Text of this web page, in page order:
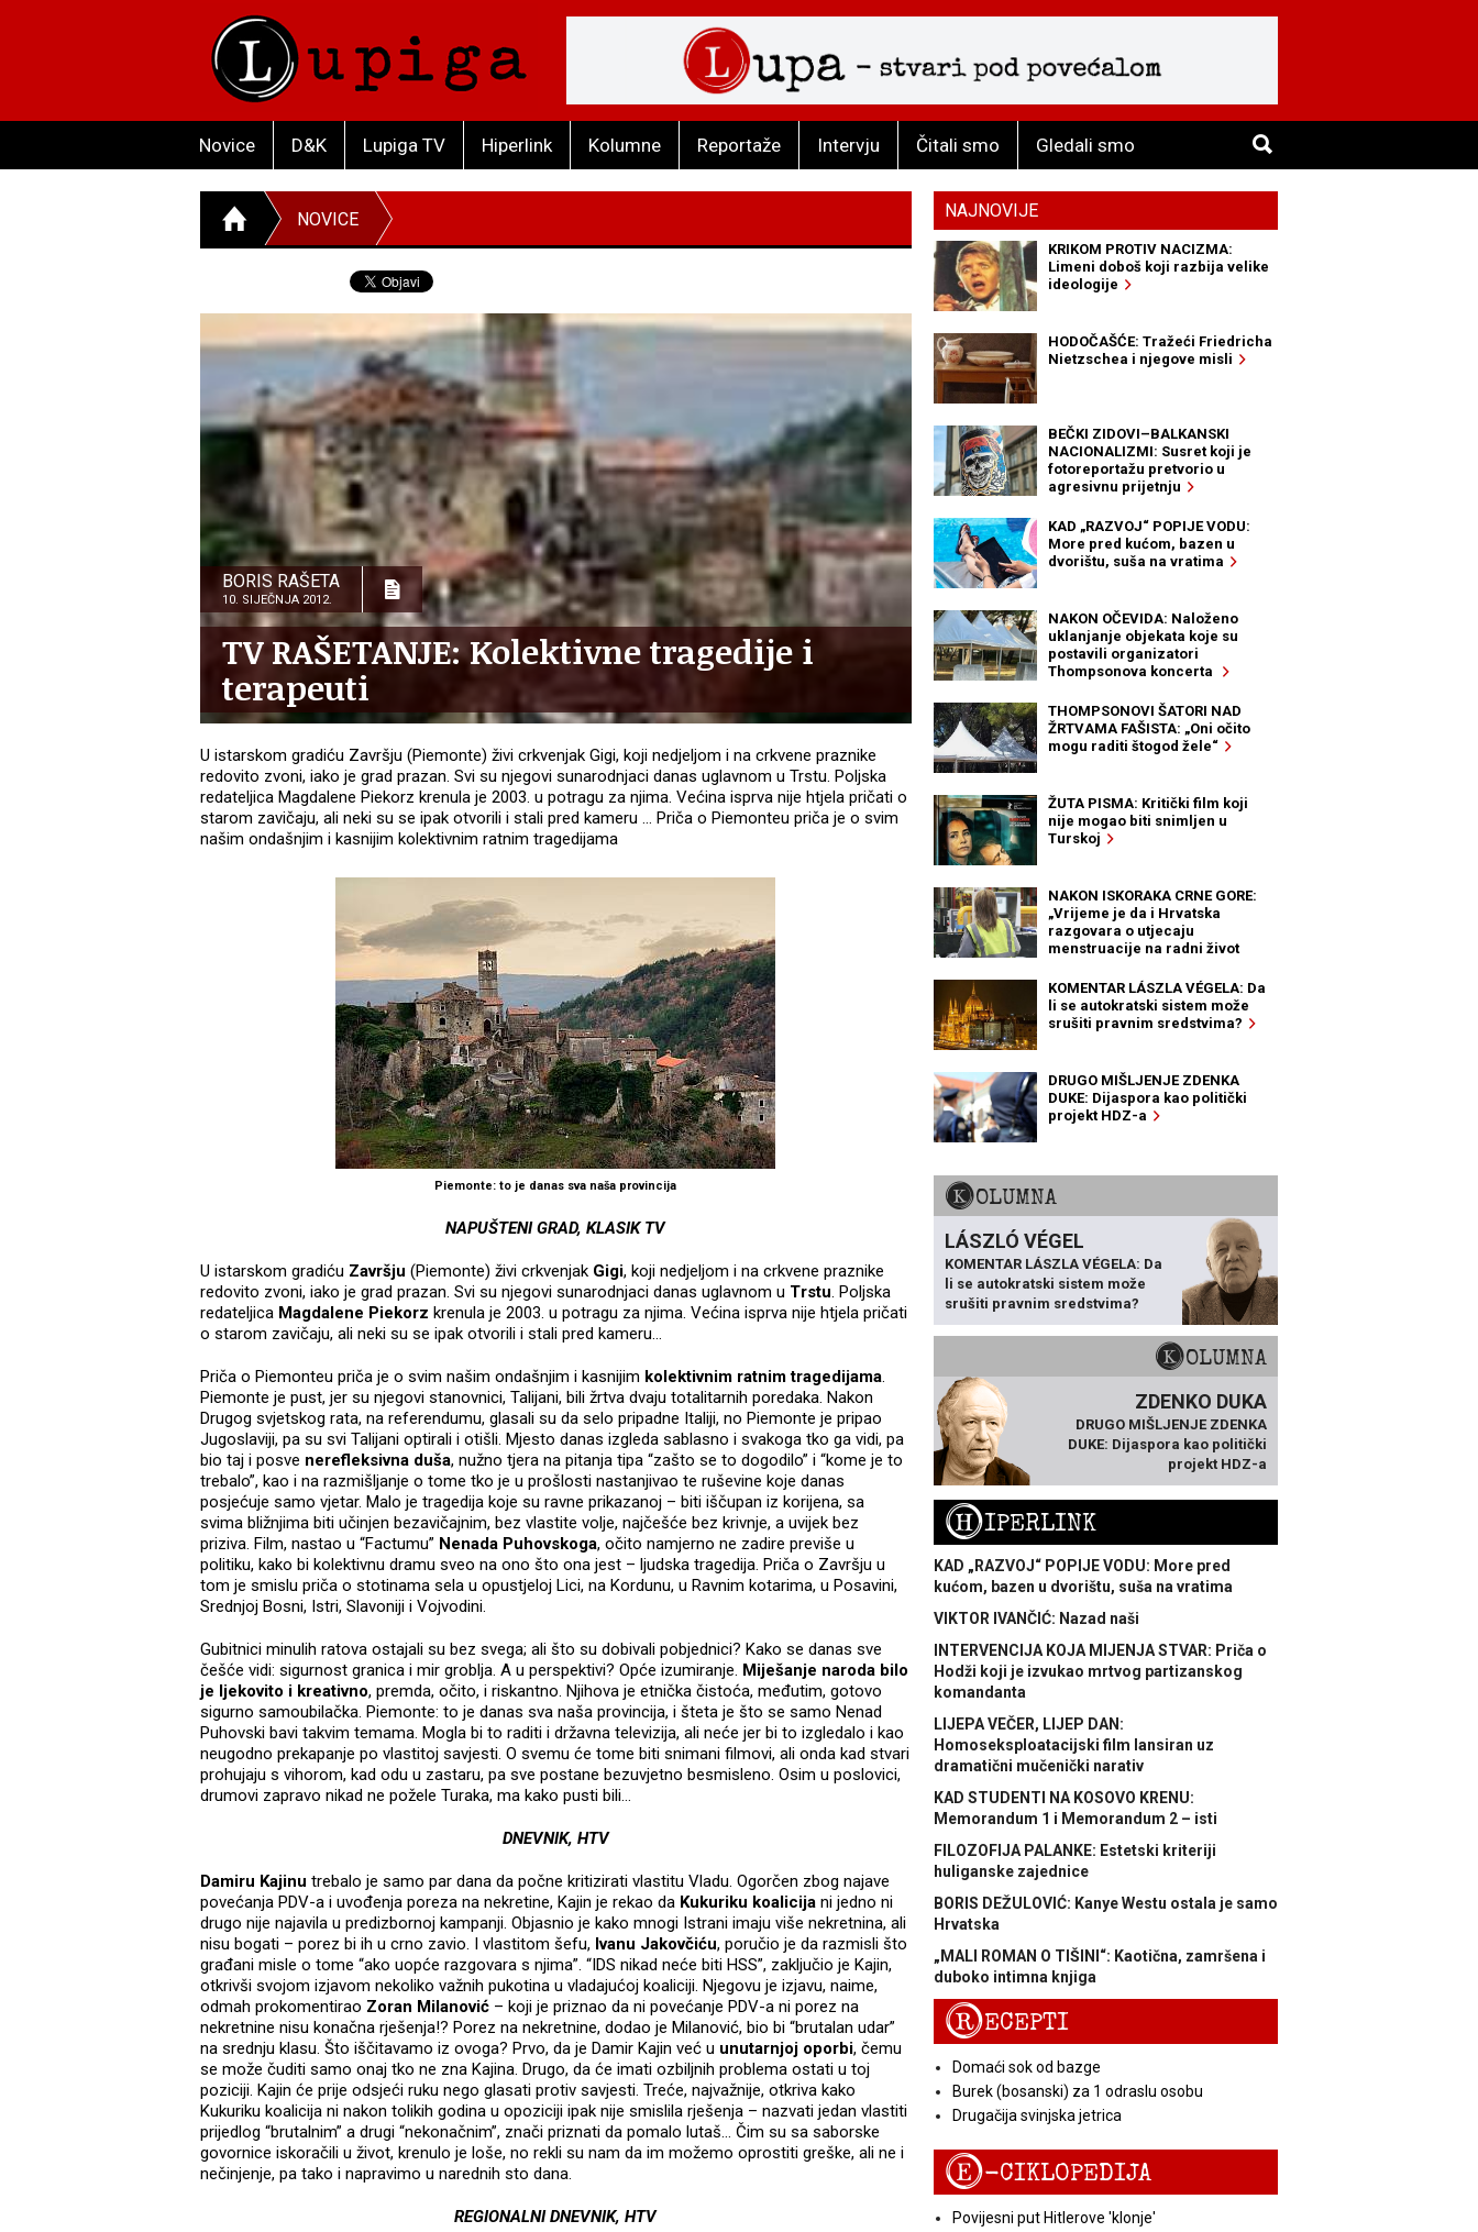
Novice D&K Lupiga TV Hiperlink Kolumne Reportaže Intervju Čitali smo Gledali smo
NOVICE
BORIS RAŠETA
10. SIJEČNJA 2012.
TV RAŠETANJE: Kolektivne tragedije i
terapeuti
U istarskom gradiću Završju (Piemonte) živi crkvenjak Gigi, koji nedjeljom i na crkvene praznike
redovito zvoni, iako je grad prazan. Svi su njegovi sunarodnjaci danas uglavnom u Trstu. Poljska
redateljica Magdalene Piekorz krenula je 2003. u potragu za njima. Većina isprva nije htjela pričati o
starom zavičaju, ali neki su se ipak otvorili i stali pred kameru … Priča o Piemonteu priča je o svim
našim ondašnjim i kasnijim kolektivnim ratnim tragedijama
Piemonte: to je danas sva naša provincija
NAPUŠTENI GRAD, KLASIK TV
U istarskom gradiću Završju (Piemonte) živi crkvenjak Gigi, koji nedjeljom i na crkvene praznike
redovito zvoni, iako je grad prazan. Svi su njegovi sunarodnjaci danas uglavnom u Trstu. Poljska
redateljica Magdalene Piekorz krenula je 2003. u potragu za njima. Većina isprva nije htjela pričati
o starom zavičaju, ali neki su se ipak otvorili i stali pred kameru…
Priča o Piemonteu priča je o svim našim ondašnjim i kasnijim kolektivnim ratnim tragedijama.
Piemonte je pust, jer su njegovi stanovnici, Talijani, bili žrtva dvaju totalitarnih poredaka. Nakon
Drugog svjetskog rata, na referendumu, glasali su da selo pripadne Italiji, no Piemonte je pripao
Jugoslaviji, pa su svi Talijani optirali i otišli. Mjesto danas izgleda sablasno i svakoga tko ga vidi, pa
bio taj i posve nerefleksivna duša, nužno tjera na pitanja tipa “zašto se to dogodilo” i “kome je to
trebalo”, kao i na razmišljanje o tome tko je u prošlosti nastanjivao te ruševine koje danas
posjećuje samo vjetar. Malo je tragedija koje su ravne prikazanoj – biti iščupan iz korijena, sa
svima bližnjima biti učinjen bezavičajnim, bez vlastite volje, najčešće bez krivnje, a uvijek bez
priziva. Film, nastao u “Factumu” Nenada Puhovskoga, očito namjerno ne zadire previše u
politiku, kako bi kolektivnu dramu sveo na ono što ona jest – ljudska tragedija. Priča o Završju u
tom je smislu priča o stotinama sela u opustjeloj Lici, na Kordunu, u Ravnim kotarima, u Posavini,
Srednjoj Bosni, Istri, Slavoniji i Vojvodini.
Gubitnici minulih ratova ostajali su bez svega; ali što su dobivali pobjednici? Kako se danas sve
češće vidi: sigurnost granica i mir groblja. A u perspektivi? Opće izumiranje. Miješanje naroda bilo
je ljekovito i kreativno, premda, očito, i riskantno. Njihova je etnička čistoća, međutim, gotovo
sigurno samoubilačka. Piemonte: to je danas sva naša provincija, i šteta je što se samo Nenad
Puhovski bavi takvim temama. Mogla bi to raditi i državna televizija, ali neće jer bi to izgledalo i kao
neugodno prekapanje po vlastitoj savjesti. O svemu će tome biti snimani filmovi, ali onda kad stvari
prohujaju s vihorom, kad odu u zastaru, pa sve postane bezuvjetno besmisleno. Osim u poslovici,
drumovi zapravo nikad ne požele Turaka, ma kako pusti bili…
DNEVNIK, HTV
Damiru Kajinu trebalo je samo par dana da počne kritizirati vlastitu Vladu. Ogorčen zbog najave
povećanja PDV-a i uvođenja poreza na nekretine, Kajin je rekao da Kukuriku koalicija ni jedno ni
drugo nije najavila u predizbornoj kampanji. Objasnio je kako mnogi Istrani imaju više nekretnina, ali
nisu bogati – porez bi ih u crno zavio. I vlastitom šefu, Ivanu Jakovčiću, poručio je da razmisli što
građani misle o tome “ako uopće razgovara s njima”. “IDS nikad neće biti HSS”, zaključio je Kajin,
otkrivši svojom izjavom nekoliko važnih pukotina u vladajućoj koaliciji. Njegovu je izjavu, naime,
odmah prokomentirao Zoran Milanović – koji je priznao da ni povećanje PDV-a ni porez na
nekretnine nisu konačna rješenja!? Porez na nekretnine, dodao je Milanović, bio bi “brutalan udar”
na srednju klasu. Što iščitavamo iz ovoga? Prvo, da je Damir Kajin već u unutarnjoj oporbi, čemu
se može čuditi samo onaj tko ne zna Kajina. Drugo, da će imati ozbiljnih problema ostati u toj
poziciji. Kajin će prije odsjeći ruku nego glasati protiv savjesti. Treće, najvažnije, otkriva kako
Kukuriku koalicija ni nakon tolikih godina u opoziciji ipak nije smislila rješenja – nazvati jedan vlastiti
prijedlog “brutalnim” a drugi “nekonačnim”, znači priznati da pomalo lutaš… Čim su sa saborske
govornice iskoračili u život, krenulo je loše, no rekli su nam da im možemo oprostiti greške, ali ne i
nečinjenje, pa tako i napravimo u narednih sto dana.
REGIONALNI DNEVNIK, HTV
NAJNOVIJE
KRIKOM PROTIV NACIZMA:
Limeni doboš koji razbija velike
ideologije
HODOČAŠĆE: Tražeći Friedricha
Nietzschea i njegove misli
BEČKI ZIDOVI–BALKANSKI
NACIONALIZMI: Susret koji je
fotoreportažu pretvorio u
agresivnu prijetnju
KAD „RAZVOJ“ POPIJE VODU:
More pred kućom, bazen u
dvorištu, suša na vratima
NAKON OČEVIDA: Naloženo
uklanjanje objekata koje su
postavili organizatori
Thompsonova koncerta
THOMPSONOVI ŠATORI NAD
ŽRTVAMA FAŠISTA: „Oni očito
mogu raditi štogod žele“
ŽUTA PISMA: Kritički film koji
nije mogao biti snimljen u
Turskoj
NAKON ISKORAKA CRNE GORE:
„Vrijeme je da i Hrvatska
razgovara o utjecaju
menstruacije na radni život
KOMENTAR LÁSZLA VÉGELA: Da
li se autokratski sistem može
srušiti pravnim sredstvima?
DRUGO MIŠLJENJE ZDENKA
DUKE: Dijaspora kao politički
projekt HDZ-a
KOLUMNA
LÁSZLÓ VÉGEL
KOMENTAR LÁSZLA VÉGELA: Da
li se autokratski sistem može
srušiti pravnim sredstvima?
KOLUMNA
ZDENKO DUKA
DRUGO MIŠLJENJE ZDENKA
DUKE: Dijaspora kao politički
projekt HDZ-a
HIPERLINK
KAD „RAZVOJ“ POPIJE VODU: More pred
kućom, bazen u dvorištu, suša na vratima
VIKTOR IVANČIĆ: Nazad naši
INTERVENCIJA KOJA MIJENJA STVAR: Priča o
Hodži koji je izvukao mrtvog partizanskog
komandanta
LIJEPA VEČER, LIJEP DAN:
Homoseksploatacijski film lansiran uz
dramatični mučenički narativ
KAD STUDENTI NA KOSOVO KRENU:
Memorandum 1 i Memorandum 2 – isti
FILOZOFIJA PALANKE: Estetski kriteriji
huliganske zajednice
BORIS DEŽULOVIĆ: Kanye Westu ostala je samo
Hrvatska
„MALI ROMAN O TIŠINI“: Kaotična, zamršena i
duboko intimna knjiga
RECEPTI
Domaći sok od bazge
Burek (bosanski) za 1 odraslu osobu
Drugačija svinjska jetrica
E-CIKLOPEDIJA
Povijesni put Hitlerove 'klonje'